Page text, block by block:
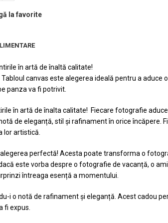
la favorite
în artă de înaltă calitate!
canvas este alegerea ideală pentru a aduce
panza va fi potrivit.
în artă de înalta calitate! Fiecare fotografie
de eleganță, stil și rafinament în orice încăpere.
lor artistică.
perfectă! Acesta poate transforma o
este vorba despre o fotografie de vacanță, o
întreaga esență a momentului.
i o notă de rafinament și eleganță. Acest cadou
fi expus.